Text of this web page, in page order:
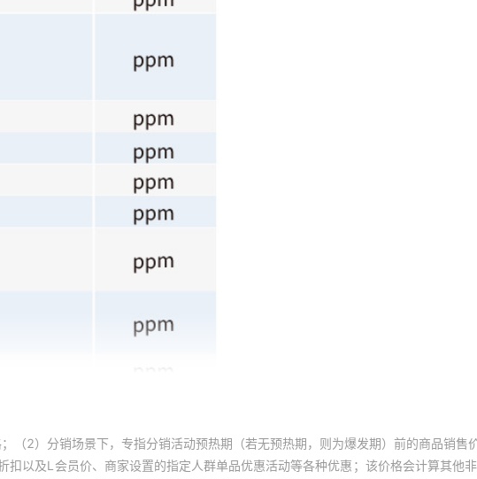
（2）分销场景下，专指分销活动预热期（若无预热期，则为爆发期）前的商品销售
以及L会员价、商家设置的指定人群单品优惠活动等各种优惠；该价格会计算其他